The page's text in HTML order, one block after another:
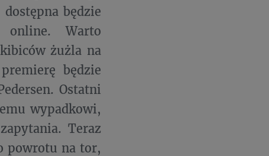
będzie
online. Warto
żużla na
będzie
Ostatni
wypadkowi,
Teraz
powrotu na tor,